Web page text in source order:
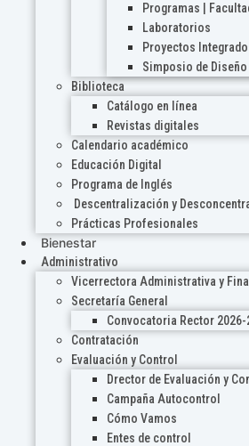
Programas |
Laboratorios
Proyectos
Simposio de
Biblioteca
Catálogo en línea
Revistas digitales
Calendario académico
Educación Digital
Programa de Inglés
Descentralización y
Prácticas Profesionales
Bienestar
Administrativo
Vicerrectora Administrativa y
Secretaría General
Convocatoria Rector 2026-
Contratación
Evaluación y Control
Drector de Evaluación y
Campaña Autocontrol
Cómo Vamos
Entes de control